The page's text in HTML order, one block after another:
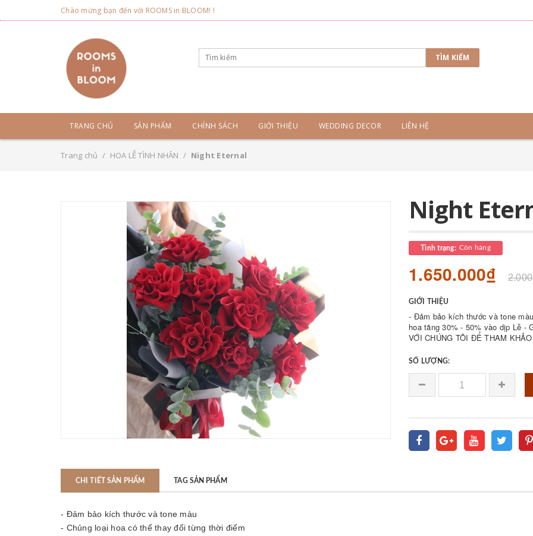
Chào mừng bạn đến với ROOMS in BLOOM! !
TÌM KIẾM
TRANG CHỦ SẢN PHẨM CHÍNH SÁCH GIỚI THIỆU WEDDING DECOR LIÊN HỆ
Trang chủ / HOA LỄ TÌNH NHÂN / Night Eternal
Night
Tình trạng: Còn hàng
1.650.000₫
GIỚI THIỆU
- Đảm bảo kích thước và tone
hoa tăng 30% - 50% vào dịp Lễ -
VỚI CHÚNG TÔI ĐỂ THAM
SỐ LƯỢNG:
CHI TIẾT SẢN PHẨM TAG SẢN PHẨM
- Đảm bảo kích thước và tone màu
- Chủng loại hoa có thể thay đổi từng thời điểm